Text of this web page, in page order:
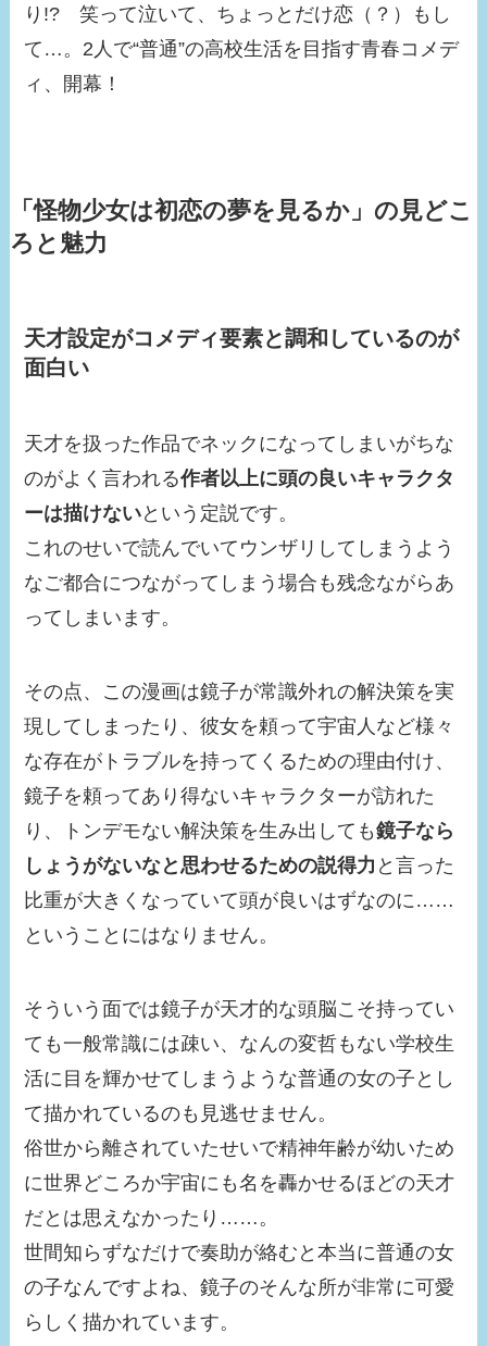
り!? 笑って泣いて、ちょっとだけ恋（？）もし
て…。2人で“普通”の高校生活を目指す青春コメデ
ィ、開幕！
「怪物少女は初恋の夢を見るか」の見どこ
ろと魅力
天才設定がコメディ要素と調和しているのが
面白い
天才を扱った作品でネックになってしまいがちな
のがよく言われる作者以上に頭の良いキャラクタ
ーは描けないという定説です。
これのせいで読んでいてウンザリしてしまうよう
なご都合につながってしまう場合も残念ながらあ
ってしまいます。
その点、この漫画は鏡子が常識外れの解決策を実
現してしまったり、彼女を頼って宇宙人など様々
な存在がトラブルを持ってくるための理由付け、
鏡子を頼ってあり得ないキャラクターが訪れた
り、トンデモない解決策を生み出しても鏡子なら
しょうがないなと思わせるための説得力 と言った
比重が大きくなっていて頭が良いはずなのに……
ということにはなりません。
そういう面では鏡子が天才的な頭脳こそ持ってい
ても一般常識には疎い、なんの変哲もない学校生
活に目を輝かせてしまうような普通の女の子とし
て描かれているのも見逃せません。
俗世から離されていたせいで精神年齢が幼いため
に世界どころか宇宙にも名を轟かせるほどの天才
だとは思えなかったり……。
世間知らずなだけで奏助が絡むと本当に普通の女
の子なんですよね、鏡子のそんな所が非常に可愛
らしく描かれています。